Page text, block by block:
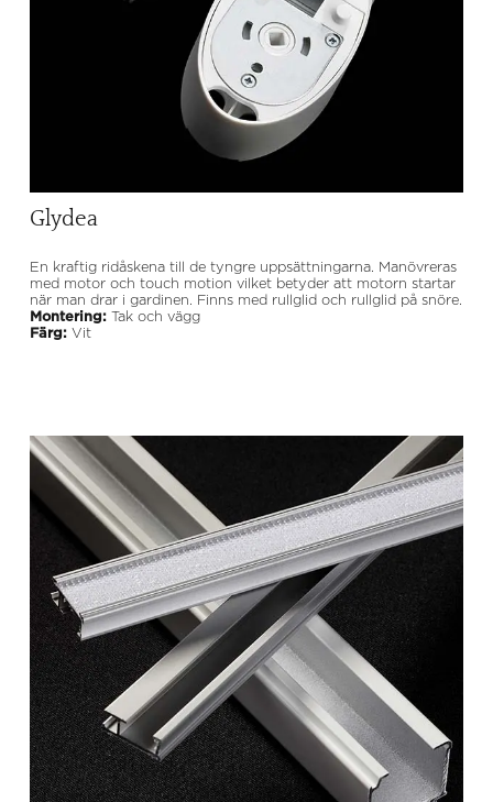
Glydea
En kraftig ridåskena till de tyngre uppsättningarna. Manövreras
med motor och touch motion vilket betyder att motorn startar
när man drar i gardinen. Finns med rullglid och rullglid på snöre.
Montering:Tak och vägg
Färg:Vit